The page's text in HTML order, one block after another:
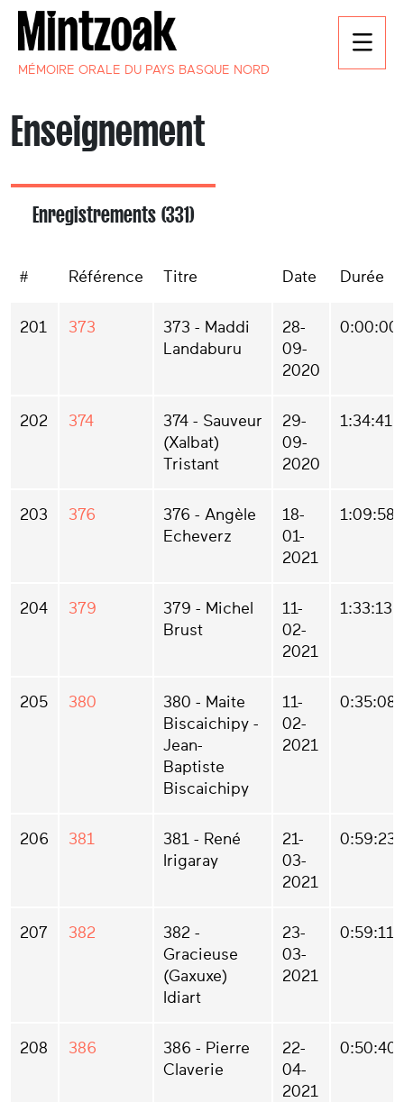
MÉMOIRE ORALE DU PAYS BASQUE NORD
Enseignement
Enregistrements (331)
# Référence Titre Date Durée
201 373
373 - Maddi
Landaburu
28-
09-
2020
0:00:00
202 374
374 - Sauveur
(Xalbat)
Tristant
29-
09-
2020
1:34:41
203 376
376 - Angèle
Echeverz
18-
01-
2021
1:09:58
204 379
379 - Michel
Brust
11-
02-
2021
1:33:13
205 380
380 - Maite
Biscaichipy -
Jean-
Baptiste
Biscaichipy
11-
02-
2021
0:35:08
206 381
381 - René
Irigaray
21-
03-
2021
0:59:23
207 382
382 -
Gracieuse
(Gaxuxe)
Idiart
23-
03-
2021
0:59:11
208 386
386 - Pierre
Claverie
22-
04-
2021
0:50:40